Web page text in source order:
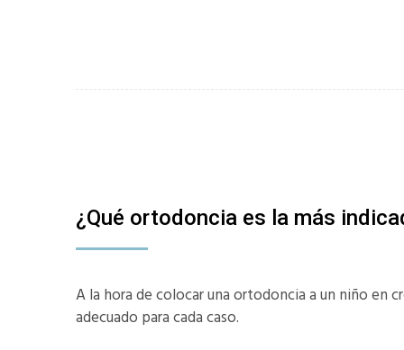
¿Qué ortodoncia es la más
A la hora de colocar una ortodoncia a un niño en
adecuado para cada caso.